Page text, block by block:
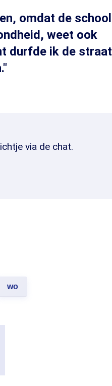
omdat de school
weet ook
durfde ik de straat
via de chat.
wo